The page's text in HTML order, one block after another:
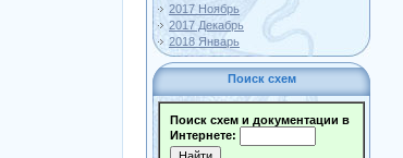
2017 Ноябрь
2017 Декабрь
2018 Январь
Поиск схем
Поиск схем и документации в
Интернете: